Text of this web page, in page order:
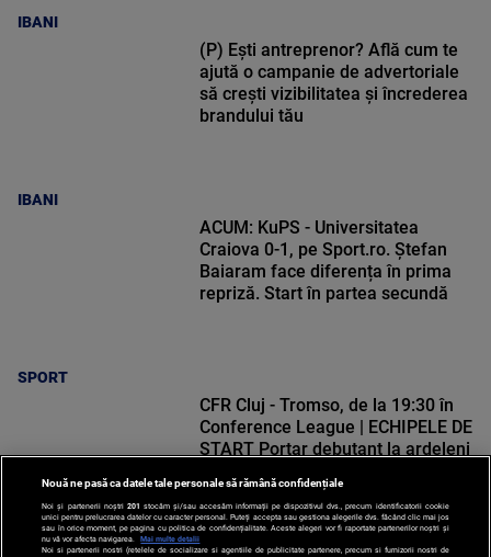
IBANI
IBANI
(P) Ești antreprenor? Află cum te
ajută o campanie de advertoriale
să crești vizibilitatea și încrederea
brandului tău
SPORT
ACUM: KuPS - Universitatea
Craiova 0-1, pe Sport.ro. Ștefan
Baiaram face diferența în prima
repriză. Start în partea secundă
CFR Cluj - Tromso, de la 19:30 în
Conference League | ECHIPELE DE
START Portar debutant la ardeleni
Nouă ne pasă ca datele tale personale să rămână confidențiale
Noi și partenerii noștri 201 stocăm și/sau accesăm informații pe dispozitivul dvs., precum identificatorii cookie
unici pentru prelucrarea datelor cu caracter personal. Puteți accepta sau gestiona alegerile dvs. făcând clic mai jos
sau în orice moment, pe pagina cu politica de confidențialitate. Aceste alegeri vor fi raportate partenerilor noștri și
nu vă vor afecta navigarea.
Mai multe detalii
Noi si partenerii nostri (retelele de socializare si agentiile de publicitate partenere, precum si furnizorii nostri de